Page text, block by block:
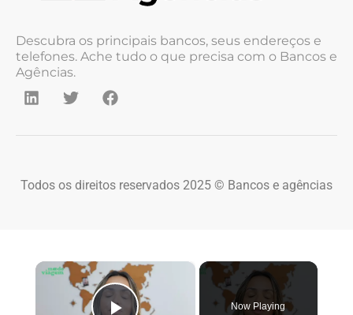
Descubra os principais bancos, seus endereços e
telefones. Ache tudo o que precisa com o Bancos e
Agências.
Todos os direitos reservados 2025 © Bancos e agências
×
Now Playing